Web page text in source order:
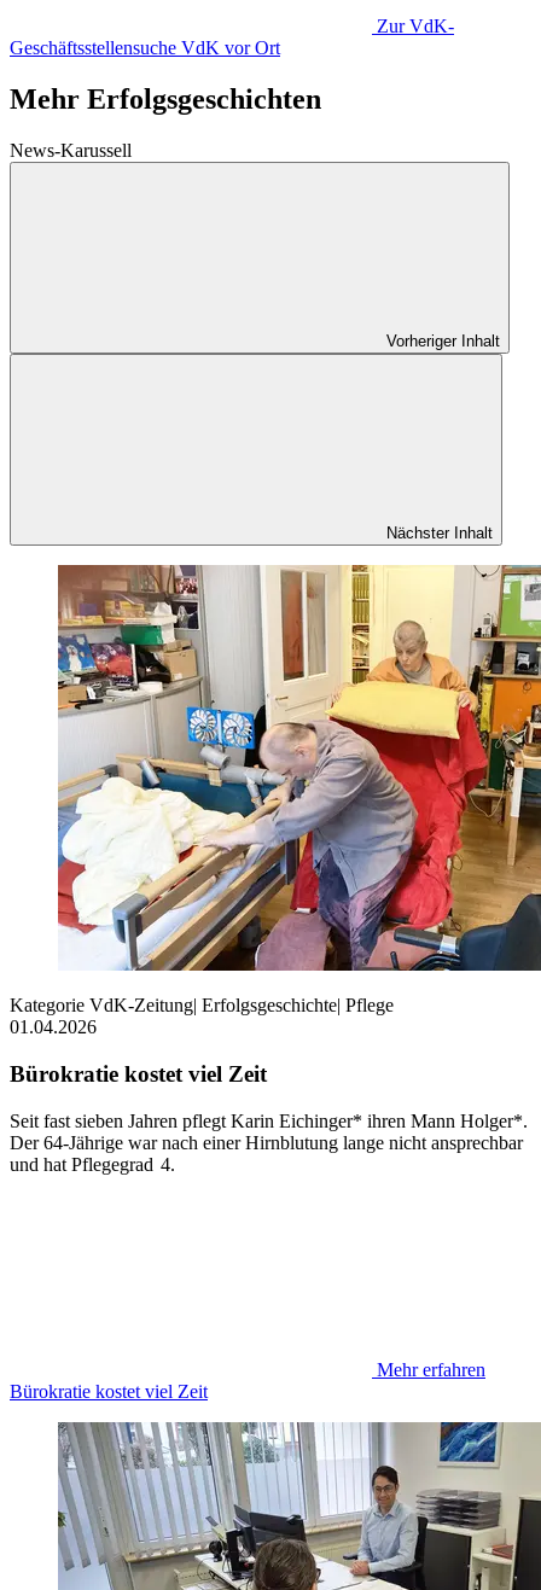
Zur VdK-
Geschäftsstellensuche VdK vor Ort
Mehr Erfolgsgeschichten
News-Karussell
Vorheriger Inhalt
Nächster Inhalt
Kategorie VdK-Zeitung| Erfolgsgeschichte| Pflege
01.04.2026
Bürokratie kostet viel Zeit
Seit fast sieben Jahren pflegt Karin Eichinger* ihren Mann Holger*.
Der 64-Jährige war nach einer Hirnblutung lange nicht ansprechbar
und hat Pflegegrad 4.
Mehr erfahren
Bürokratie kostet viel Zeit